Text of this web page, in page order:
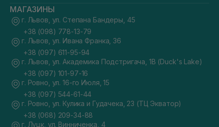
МАГАЗИНЫ
г. Львов, ул. Степана Бандеры, 45
+38 (098) 778-13-79
г. Львов, ул. Ивана Франка, 36
+38 (097) 611-95-94
г. Львов, ул. Академика Подстригача, 1В (Duck's Lake)
+38 (097) 101-97-16
г. Ровно, ул. 16-го Июля, 15
+38 (097) 544-61-44
г. Ровно, ул. Кулика и Гудачека, 23 (ТЦ Экватор)
+38 (068) 209-34-88
г. Луцк, ул. Винниченка, 4